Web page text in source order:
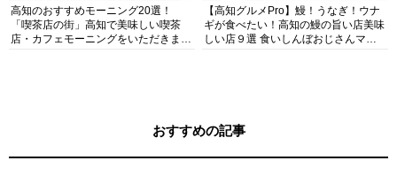
高知のおすすめモーニング20選！
「喫茶店の街」高知で美味しい喫茶
店・カフェモーニングをいただきま
【高知グルメPro】鰻！うなぎ！ウナ
ギが食べたい！高知の鰻の旨い店美味
しい店９選 食いしんぼおじさんマッ
おすすめの記事